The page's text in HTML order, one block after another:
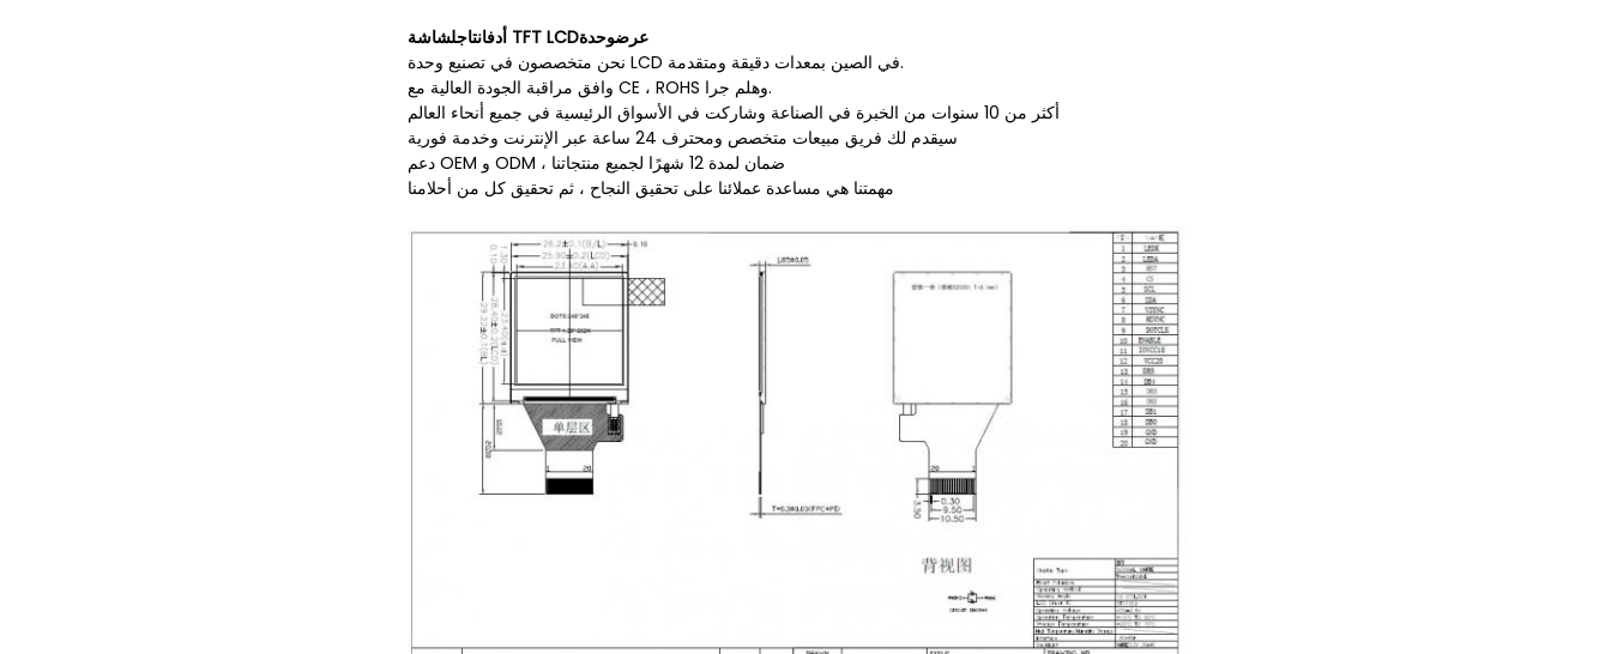
أدفانتاجل شاشة TFT LCD عرضوحدة
نحن متخصصون في تصنيع وحدة LCD في الصين بمعدات دقيقة ومتقدمة.
وافق مراقبة الجودة العالية مع CE ، ROHS وهلم جرا.
أكثر من 10 سنوات من الخبرة في الصناعة وشاركت في الأسواق الرئيسية في جميع أنحاء العالم
سيقدم لك فريق مبيعات متخصص ومحترف 24 ساعة عبر الإنترنت وخدمة فورية
دعم OEM و ODM ، ضمان لمدة 12 شهرًا لجميع منتجاتنا
مهمتنا هي مساعدة عملائنا على تحقيق النجاح ، ثم تحقيق كل من أحلامنا